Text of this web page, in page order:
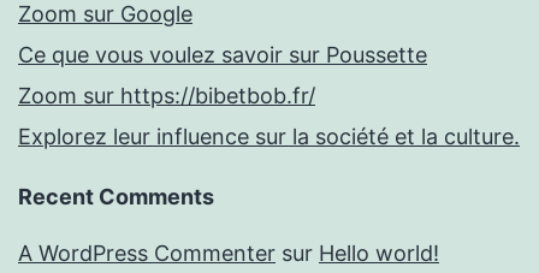
Zoom sur Google
Ce que vous voulez savoir sur Poussette
Zoom sur https://bibetbob.fr/
Explorez leur influence sur la société et la culture.
Recent Comments
A WordPress Commenter sur Hello world!